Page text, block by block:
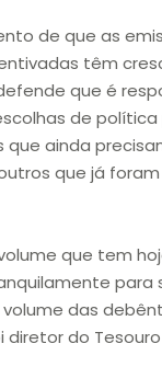
de que as
têm
que é
de política
que ainda
que já
que tem
para
volume das
diretor do